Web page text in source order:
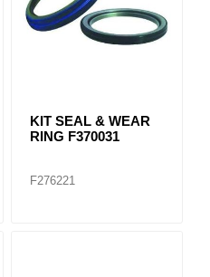
KIT SEAL & WEAR
RING F370031
F276221